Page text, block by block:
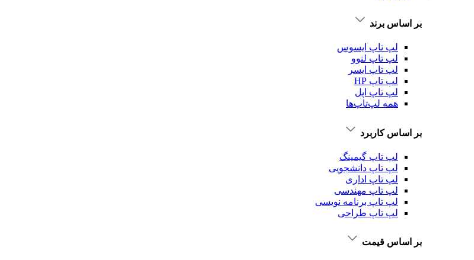
بر اساس برند
لپ تاپ ایسوس
لپ تاپ لنوو
لپ تاپ ایسر
لپ تاپ HP
لپ تاپ اپل
همه لپ‌تاپ‌ها
بر اساس کاربرد
لپ تاپ گیمینگ
لپ تاپ دانشجویی
لپ تاپ اداری
لپ تاپ مهندسی
لپ تاپ برنامه نویسی
لپ تاپ طراحی
بر اساس قیمت